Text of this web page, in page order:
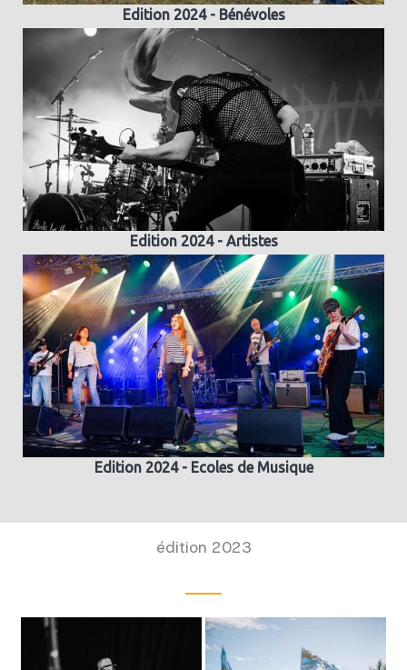
Edition 2024 - Bénévoles
Edition 2024 - Artistes
Edition 2024 - Ecoles de Musique
édition 2023